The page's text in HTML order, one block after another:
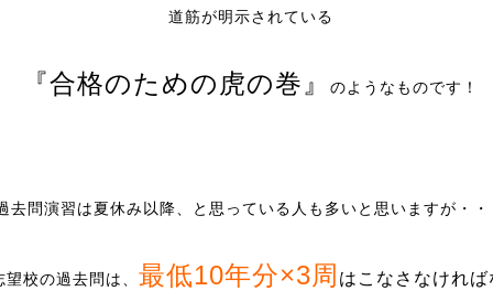
道筋が明示されている
『合格のための虎の巻』 のようなものです！
去問演習は夏休み以降、と思っている人も多いと思いますが・・
望校の過去問は、 最低10年分×3周 はこなさなければ